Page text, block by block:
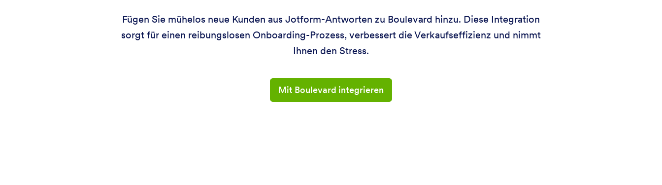
Fügen Sie mühelos neue Kunden aus Jotform-Antworten zu Boulevard hinzu. Diese Integration
sorgt für einen reibungslosen Onboarding-Prozess, verbessert die Verkaufseffizienz und nimmt
Ihnen den Stress.
Mit Boulevard integrieren